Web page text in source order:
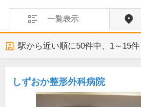
一覧表示
駅から近い順に50件中、 1～15件
しずおか整形外科病院